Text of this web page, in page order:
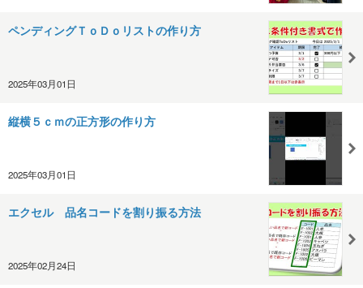
ペンディングＴｏＤｏリストの作り方
2025年03月01日
縦横５ｃｍの正方形の作り方
2025年03月01日
エクセル 品名コードを割り振る方法
2025年02月24日